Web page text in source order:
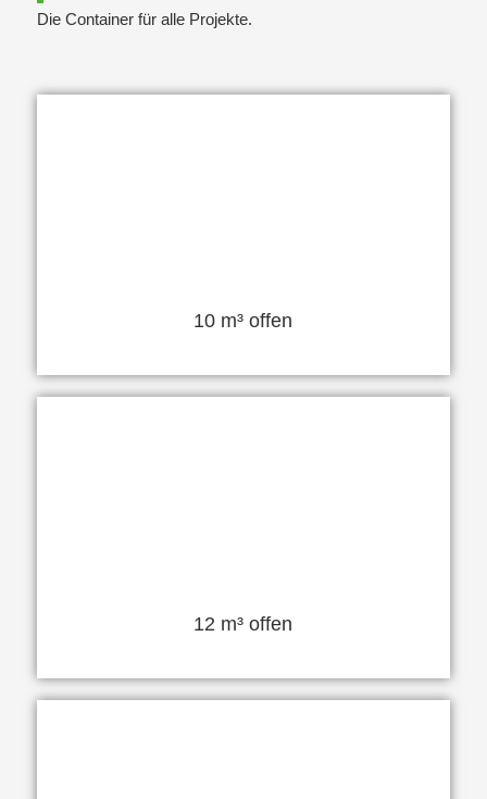
Die Container für alle Projekte.
10 m³ offen
12 m³ offen